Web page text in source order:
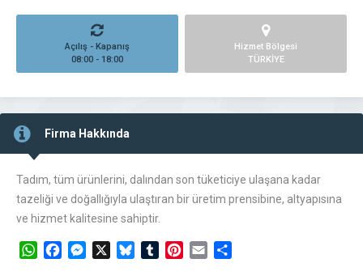
Açılış - Kapanış
08:00 - 18:00
Hizmet Bölgesi
TÜRKİYE
Firma Hakkında
Tadım, tüm ürünlerini, dalından son tüketiciye ulaşana kadar
tazeliği ve doğallığıyla ulaştıran bir üretim prensibine, altyapısına
ve hizmet kalitesine sahiptir.
WhatsAppFacebookMessengerBlueskyTumblrPinterest
Email